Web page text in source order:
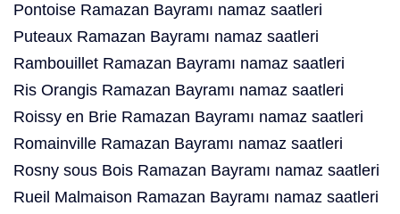
Pontoise Ramazan Bayramı namaz saatleri
Puteaux Ramazan Bayramı namaz saatleri
Rambouillet Ramazan Bayramı namaz saatleri
Ris Orangis Ramazan Bayramı namaz saatleri
Roissy en Brie Ramazan Bayramı namaz saatleri
Romainville Ramazan Bayramı namaz saatleri
Rosny sous Bois Ramazan Bayramı namaz saatleri
Rueil Malmaison Ramazan Bayramı namaz saatleri